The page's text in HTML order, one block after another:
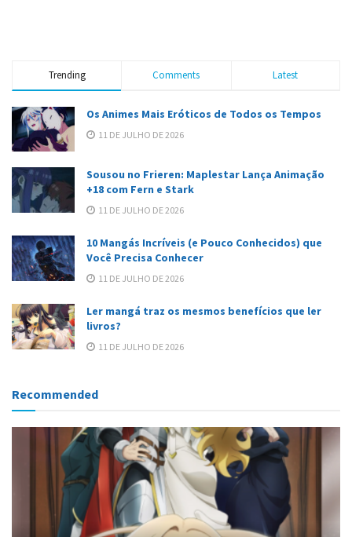
Trending Comments Latest
Os Animes Mais Eróticos de Todos os Tempos
11 DE JULHO DE 2026
Sousou no Frieren: Maplestar Lança Animação
+18 com Fern e Stark
11 DE JULHO DE 2026
10 Mangás Incríveis (e Pouco Conhecidos) que
Você Precisa Conhecer
11 DE JULHO DE 2026
Ler mangá traz os mesmos benefícios que ler
livros?
11 DE JULHO DE 2026
Recommended